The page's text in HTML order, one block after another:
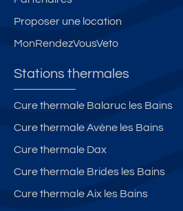
Proposer une location
MonRendezVousVeto
Stations thermales
Cure thermale Balaruc les Bains
Cure thermale Avène les Bains
Cure thermale Dax
Cure thermale Brides les Bains
Cure thermale Aix les Bains